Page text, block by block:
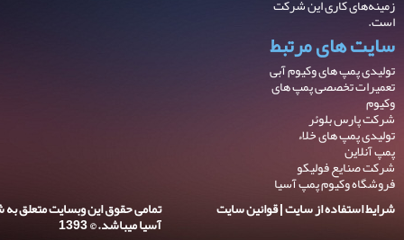
زمینه‌های کاری این شرکت
است.
سایت های مرتبط
تولیدی پمپ های وکیوم آبی
تعمیرات تخصصی پمپ های
وکیوم
شرکت پارس بلوئر
تولیدی پمپ های خلاء
پمپ آنلاین
شرکت صنایع فولیکو
فروشگاه وکیوم پمپ آسیا
شرایط استفاده از سایت | قوانین سایت تمامی حقوق این وبسایت متعلق
آسیا میباشد. © 1393